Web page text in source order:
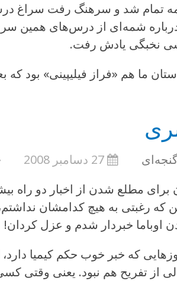
تمام شد و سرهنگ رفت سراغ
شمه‌ای از درس‌های همین
نخبگی یادش رفت.
ما هم «فراز فیلیپینی» بود
27 دسامبر 2008
برای مطلع شدن از اخبار دو راه
که رغبتی به هیچ کدامشان
اوباما خبردار شدم و عزل کردان!
که خبر خوب حکم کیمیا
از تفریح هم نبود. یعنی وقتی